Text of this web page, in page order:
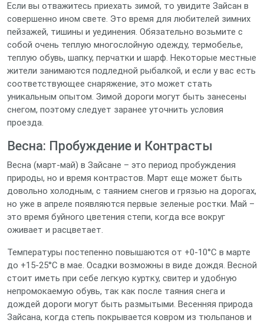
Если вы отважитесь приехать зимой, то увидите Зайсан в
совершенно ином свете. Это время для любителей зимних
пейзажей, тишины и уединения. Обязательно возьмите с
собой очень теплую многослойную одежду, термобелье,
теплую обувь, шапку, перчатки и шарф. Некоторые местные
жители занимаются подледной рыбалкой, и если у вас есть
соответствующее снаряжение, это может стать
уникальным опытом. Зимой дороги могут быть занесены
снегом, поэтому следует заранее уточнить условия
проезда.
Весна: Пробуждение и Контрасты
Весна (март-май) в Зайсане – это период пробуждения
природы, но и время контрастов. Март еще может быть
довольно холодным, с таянием снегов и грязью на дорогах,
но уже в апреле появляются первые зеленые ростки. Май –
это время буйного цветения степи, когда все вокруг
оживает и расцветает.
Температуры постепенно повышаются от +0-10°C в марте
до +15-25°C в мае. Осадки возможны в виде дождя. Весной
стоит иметь при себе легкую куртку, свитер и удобную
непромокаемую обувь, так как после таяния снега и
дождей дороги могут быть размытыми. Весенняя природа
Зайсана, когда степь покрывается ковром из тюльпанов и